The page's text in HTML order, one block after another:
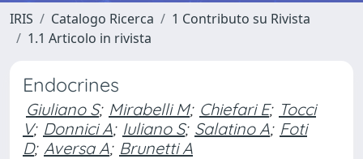
IRIS Catalogo Ricerca
1 Contributo su Rivista
1.1 Articolo in rivista
Endocrines
Giuliano S; Mirabelli M; Chiefari E; Tocci
V; Donnici A; Iuliano S; Salatino A; Foti
D; Aversa A; Brunetti A